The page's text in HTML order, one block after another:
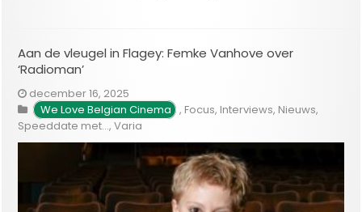
Aan de vleugel in Flagey: Femke Vanhove over
‘Radioman’
december 16, 2025
We Love Belgian Cinema , Focus, Interviews, Nieuws,
Speeddate met...,Varia